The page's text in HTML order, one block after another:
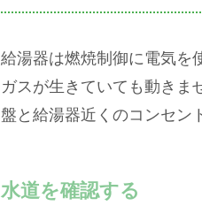
給湯器は燃焼制御に電気を
ガスが生きていても動きま
盤と給湯器近くのコンセン
水道を確認する